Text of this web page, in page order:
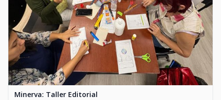
Minerva: Taller Editorial